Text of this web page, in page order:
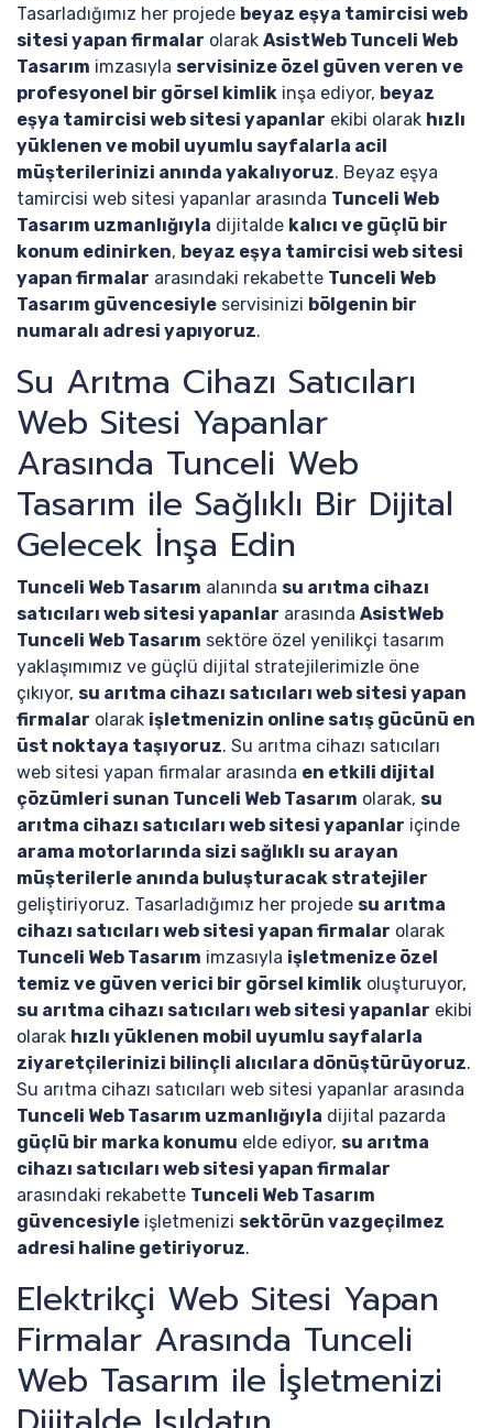
Tasarladığımız her projede beyaz eşya tamircisi web
sitesi yapan firmalar olarak AsistWeb Tunceli Web
Tasarım imzasıyla servisinize özel güven veren ve
profesyonel bir görsel kimlik inşa ediyor, beyaz
eşya tamircisi web sitesi yapanlar ekibi olarak hızlı
yüklenen ve mobil uyumlu sayfalarla acil
müşterilerinizi anında yakalıyoruz. Beyaz eşya
tamircisi web sitesi yapanlar arasında Tunceli Web
Tasarım uzmanlığıyla dijitalde kalıcı ve güçlü bir
konum edinirken, beyaz eşya tamircisi web sitesi
yapan firmalar arasındaki rekabette Tunceli Web
Tasarım güvencesiyle servisinizi bölgenin bir
numaralı adresi yapıyoruz.
Su Arıtma Cihazı Satıcıları
Web Sitesi Yapanlar
Arasında Tunceli Web
Tasarım ile Sağlıklı Bir Dijital
Gelecek İnşa Edin
Tunceli Web Tasarım alanında su arıtma cihazı
satıcıları web sitesi yapanlar arasında AsistWeb
Tunceli Web Tasarım sektöre özel yenilikçi tasarım
yaklaşımımız ve güçlü dijital stratejilerimizle öne
çıkıyor, su arıtma cihazı satıcıları web sitesi yapan
firmalar olarak işletmenizin online satış gücünü en
üst noktaya taşıyoruz. Su arıtma cihazı satıcıları
web sitesi yapan firmalar arasında en etkili dijital
çözümleri sunan Tunceli Web Tasarım olarak, su
arıtma cihazı satıcıları web sitesi yapanlar içinde
arama motorlarında sizi sağlıklı su arayan
müşterilerle anında buluşturacak stratejiler
geliştiriyoruz. Tasarladığımız her projede su arıtma
cihazı satıcıları web sitesi yapan firmalar olarak
Tunceli Web Tasarım imzasıyla işletmenize özel
temiz ve güven verici bir görsel kimlik oluşturuyor,
su arıtma cihazı satıcıları web sitesi yapanlar ekibi
olarak hızlı yüklenen mobil uyumlu sayfalarla
ziyaretçilerinizi bilinçli alıcılara dönüştürüyoruz.
Su arıtma cihazı satıcıları web sitesi yapanlar arasında
Tunceli Web Tasarım uzmanlığıyla dijital pazarda
güçlü bir marka konumu elde ediyor, su arıtma
cihazı satıcıları web sitesi yapan firmalar
arasındaki rekabette Tunceli Web Tasarım
güvencesiyle işletmenizi sektörün vazgeçilmez
adresi haline getiriyoruz.
Elektrikçi Web Sitesi Yapan
Firmalar Arasında Tunceli
Web Tasarım ile İşletmenizi